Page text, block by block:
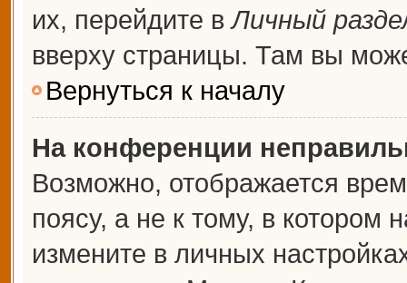
их, перейдите вЛичный
вверху страницы. Там вы
Вернуться к началу
На конференции
Возможно, отображается
поясу, а не к тому, в котором
измените в личных